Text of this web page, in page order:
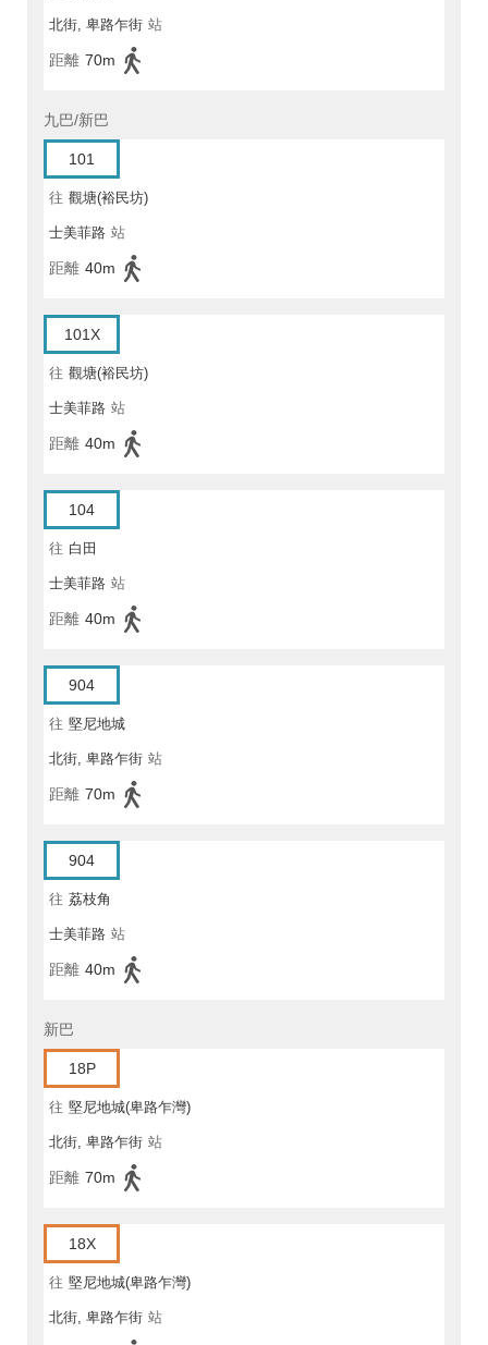
北街, 卑路乍街 站
距離 70m
九巴/新巴
101
往 觀塘(裕民坊)
士美菲路 站
距離 40m
101X
往 觀塘(裕民坊)
士美菲路 站
距離 40m
104
往 白田
士美菲路 站
距離 40m
904
往 堅尼地城
北街, 卑路乍街 站
距離 70m
904
往 荔枝角
士美菲路 站
距離 40m
新巴
18P
往 堅尼地城(卑路乍灣)
北街, 卑路乍街 站
距離 70m
18X
往 堅尼地城(卑路乍灣)
北街, 卑路乍街 站